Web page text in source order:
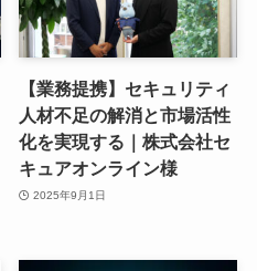
【業務提携】セキュリティ
人材不足の解消と市場活性
化を実現する｜株式会社セ
キュアオンライン様
2025年9月1日